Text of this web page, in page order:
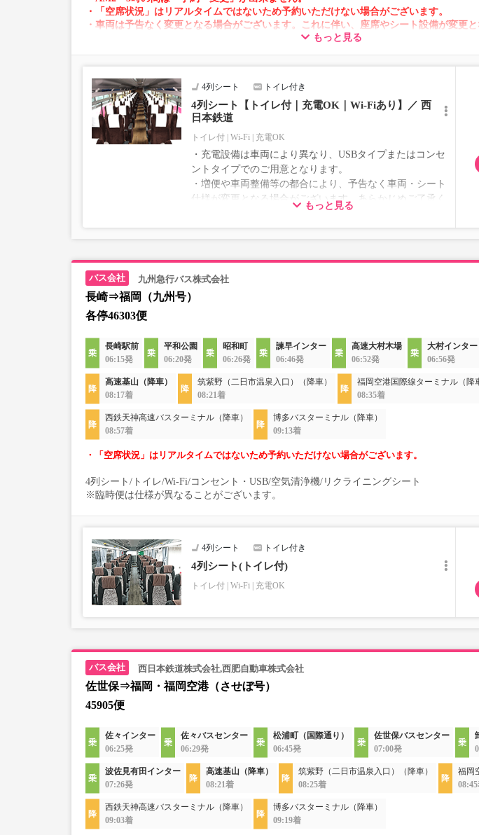
・「空席状況」はリアルタイムではないため予約いただけない場合がございます。
・車両は予告なく変更となる場合がございます。これに伴い、座席やシート設備が変更
もっと見る
4列シート トイレ付き
4列シート【トイレ付｜充電OK｜Wi-Fiあり】／ 西
日本鉄道
トイレ付 Wi-Fi 充電OK
・充電設備は車両により異なり、USBタイプまたはコンセ
ントタイプでのご用意となります。
・増便や車両整備等の都合により、予告なく車両・シート
仕様が変更となる場合がございます。あらかじめご了承く
もっと見る
九州急行バス株式会社
長崎⇒福岡（九州号）
各停46303便
長崎駅前
06:15発
平和公園
06:20発
昭和町
06:26発
諫早インター
06:46発
高速大村木場
06:52発
大村インター
06:56発
高速基山（降車）
08:17着
筑紫野（二日市温泉入口）（降車）
08:21着
福岡空港国際線ターミナル（降
08:35着
西鉄天神高速バスターミナル（降車）
08:57着
博多バスターミナル（降車）
09:13着
・「空席状況」はリアルタイムではないため予約いただけない場合がございます。
4列シート/トイレ/Wi-Fi/コンセント・USB/空気清浄機/リクライニングシート
※臨時便は仕様が異なることがございます。
4列シート トイレ付き
4列シート(トイレ付)
トイレ付 Wi-Fi 充電OK
西日本鉄道株式会社,西肥自動車株式会社
佐世保⇒福岡・福岡空港（させぼ号）
45905便
佐々インター
06:25発
佐々バスセンター
06:29発
松浦町（国際通り）
06:45発
佐世保バスセンター
07:00発
波佐見有田インター
07:26発
高速基山（降車）
08:21着
筑紫野（二日市温泉入口）（降車）
08:25着
福岡
西鉄天神高速バスターミナル（降車）
09:03着
博多バスターミナル（降車）
09:19着